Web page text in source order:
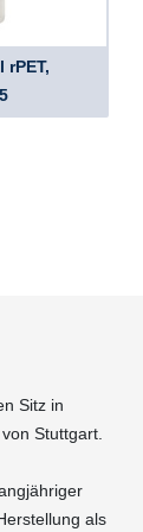
Sitz in
Stuttgart.
als